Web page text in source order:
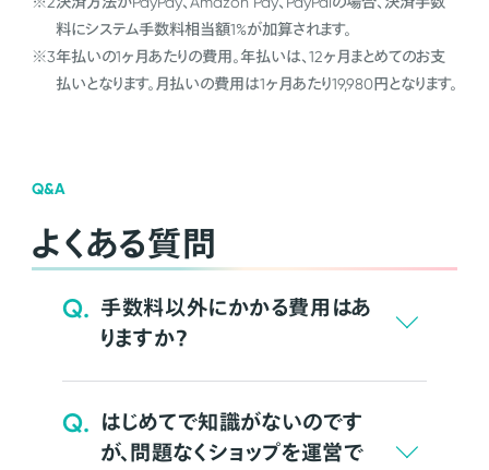
料にシステム手数料相当額1%が加算されます。
※3年払いの1ヶ月あたりの費用。年払いは、12ヶ月まとめてのお支
払いとなります。月払いの費用は1ヶ月あたり19,980円となります。
Q&A
よくある質問
Q. 手数料以外にかかる費用はあ
りますか？
Q. はじめてで知識がないのです
が、問題なくショップを運営で